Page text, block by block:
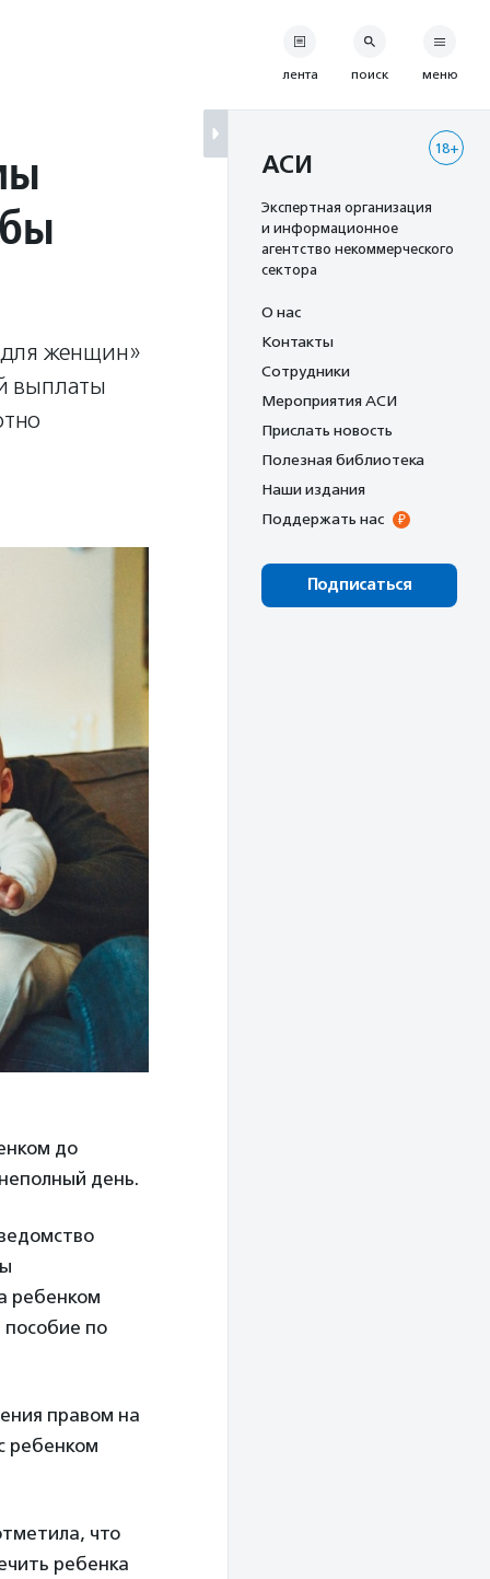
женщин»
выплаты
до
день.
ребенком
пособие по
правом на
ребенком
что
ребенка
лента поиск меню
18+
АСИ
Экспертная организация
и информационное
агентство некоммерческого
сектора
О нас
Контакты
Сотрудники
Мероприятия АСИ
Прислать новость
Полезная библиотека
Наши издания
Поддержать нас
Подписаться